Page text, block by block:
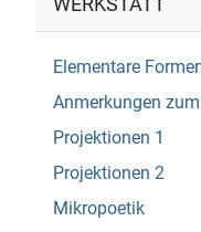
WERKSTATT
Elementare
Anmerkungen
Projektionen 1
Projektionen 2
Mikropoetik